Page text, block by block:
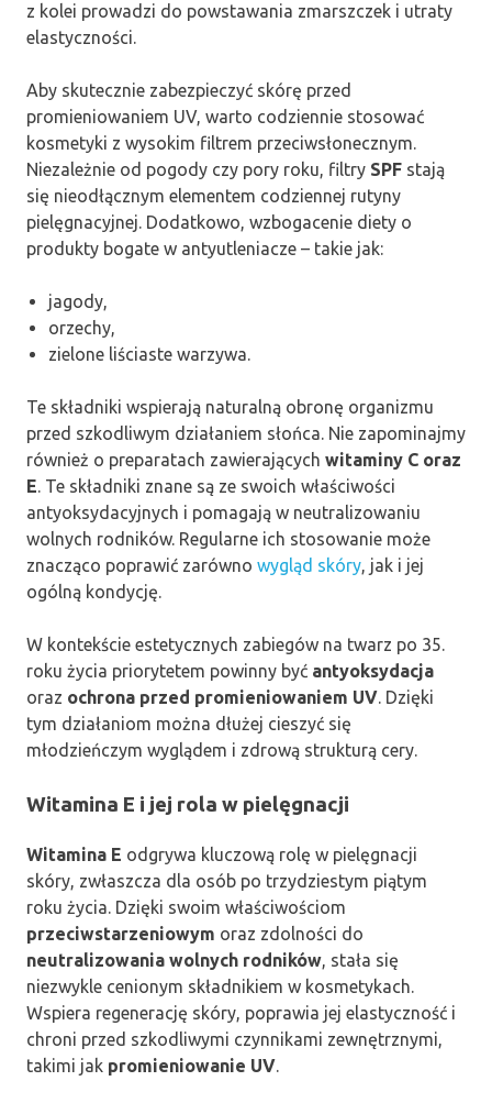
z kolei prowadzi do powstawania zmarszczek i utraty
elastyczności.
Aby skutecznie zabezpieczyć skórę przed
promieniowaniem UV, warto codziennie stosować
kosmetyki z wysokim filtrem przeciwsłonecznym.
Niezależnie od pogody czy pory roku, filtry SPF stają
się nieodłącznym elementem codziennej rutyny
pielęgnacyjnej. Dodatkowo, wzbogacenie diety o
produkty bogate w antyutleniacze – takie jak:
jagody,
orzechy,
zielone liściaste warzywa.
Te składniki wspierają naturalną obronę organizmu
przed szkodliwym działaniem słońca. Nie zapominajmy
również o preparatach zawierających witaminy C oraz
E. Te składniki znane są ze swoich właściwości
antyoksydacyjnych i pomagają w neutralizowaniu
wolnych rodników. Regularne ich stosowanie może
znacząco poprawić zarówno wygląd skóry, jak i jej
ogólną kondycję.
W kontekście estetycznych zabiegów na twarz po 35.
roku życia priorytetem powinny być antyoksydacja
oraz ochrona przed promieniowaniem UV. Dzięki
tym działaniom można dłużej cieszyć się
młodzieńczym wyglądem i zdrową strukturą cery.
Witamina E i jej rola w pielęgnacji
Witamina E odgrywa kluczową rolę w pielęgnacji
skóry, zwłaszcza dla osób po trzydziestym piątym
roku życia. Dzięki swoim właściwościom
przeciwstarzeniowym oraz zdolności do
neutralizowania wolnych rodników, stała się
niezwykle cenionym składnikiem w kosmetykach.
Wspiera regenerację skóry, poprawia jej elastyczność i
chroni przed szkodliwymi czynnikami zewnętrznymi,
takimi jak promieniowanie UV.